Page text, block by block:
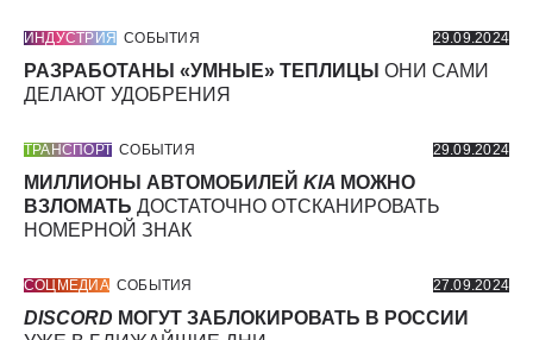
ИНДУСТРИЯ СОБЫТИЯ 29.09.2024
РАЗРАБОТАНЫ «УМНЫЕ» ТЕПЛИЦЫ ОНИ САМИ
ДЕЛАЮТ УДОБРЕНИЯ
ТРАНСПОРТ СОБЫТИЯ 29.09.2024
МИЛЛИОНЫ АВТОМОБИЛЕЙ KIA МОЖНО
ВЗЛОМАТЬ ДОСТАТОЧНО ОТСКАНИРОВАТЬ
НОМЕРНОЙ ЗНАК
СОЦМЕДИА СОБЫТИЯ 27.09.2024
DISCORD МОГУТ ЗАБЛОКИРОВАТЬ В РОССИИ